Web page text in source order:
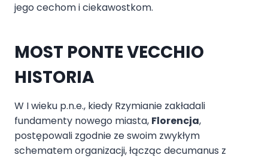
jego cechom i ciekawostkom.
MOST PONTE VECCHIO
HISTORIA
W I wieku p.n.e., kiedy Rzymianie zakładali
fundamenty nowego miasta, Florencja,
postępowali zgodnie ze swoim zwykłym
schematem organizacji, łącząc decumanus z